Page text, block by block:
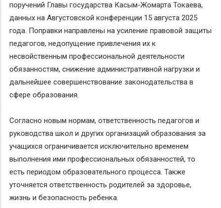
поручений Главы государства Касым-Жомарта Токаева,
данных на Августовской конференции 15 августа 2025
года. Поправки направлены на усиление правовой защиты
педагогов, недопущение привлечения их к
несвойственным профессиональной деятельности
обязанностям, снижение административной нагрузки и
дальнейшее совершенствование законодательства в
сфере образования.
Согласно новым нормам, ответственность педагогов и
руководства школ и других организаций образования за
учащихся ограничивается исключительно временем
выполнения ими профессиональных обязанностей, то
есть периодом образовательного процесса. Также
уточняется ответственность родителей за здоровье,
жизнь и безопасность ребенка.